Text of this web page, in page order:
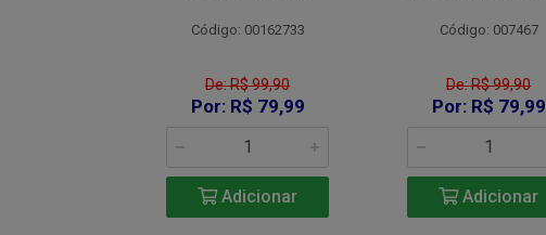
Código: 00162733
De: R$ 99,90
Por: R$ 79,99
Adicionar
Código: 007467
De: R$ 99,90
Por: R$ 79,99
Adicionar